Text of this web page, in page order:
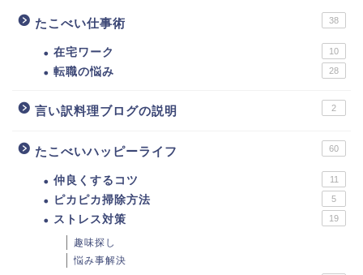
たこべい仕事術 38
在宅ワーク 10
転職の悩み 28
言い訳料理ブログの説明 2
たこべいハッピーライフ 60
仲良くするコツ 11
ピカピカ掃除方法 5
ストレス対策 19
趣味探し
悩み事解決